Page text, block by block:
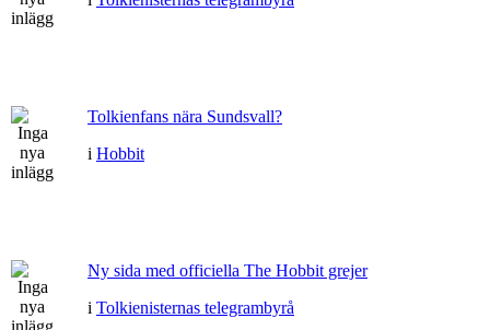
Tolkienfans nära Sundsvall?
i Hobbit
Ny sida med officiella The Hobbit grejer
i Tolkienisternas telegrambyrå